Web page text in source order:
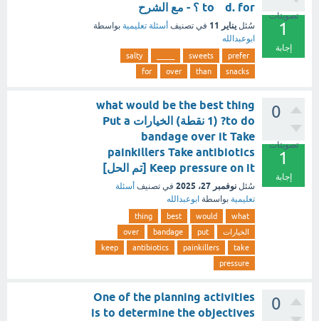
تصويتات
1
إجابة
to d. for ؟ - مع الشرح
سُئل يناير 11 في تصنيف أسئلة تعليمية بواسطة
ابوعبدالله
prefer
sweets
salty
snacks
than
over
for
0
تصويتات
1
إجابة
what would be the best thing
to do? (1 نقطة) الخيارات Put a
bandage over it Take
painkillers Take antibiotics
Keep pressure on it [تم الحل]
سُئل نوفمبر 27، 2025 في تصنيف أسئلة
تعليمية بواسطة ابوعبدالله
what
would
best
thing
الخيارات
put
bandage
over
take
painkillers
antibiotics
keep
pressure
0
One of the planning activities
is to determine the objectives